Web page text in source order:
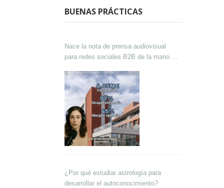
BUENAS PRÁCTICAS
Nace la nota de prensa audiovisual
para redes sociales B2B de la mano de
¿Por qué estudiar astrología para
desarrollar el autoconocimiento?